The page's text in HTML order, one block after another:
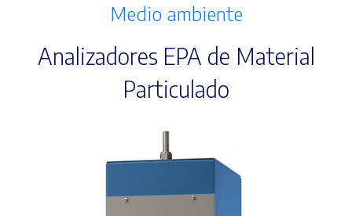
Medio ambiente
Analizadores EPA de Material
Particulado